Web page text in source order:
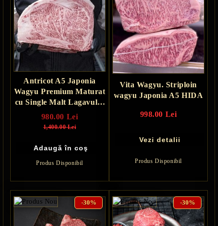
Antricot A5 Japonia
Wagyu Premium Maturat
cu Single Malt Lagavulin
și Ulei de Măsline - 30 zile
980.00 Lei
1,400.00 Lei
Produs Disponibil
Vita Wagyu. Striploin
wagyu Japonia A5 HIDA
998.00 Lei
Vezi detalii
Produs Disponibil
-30% -30%